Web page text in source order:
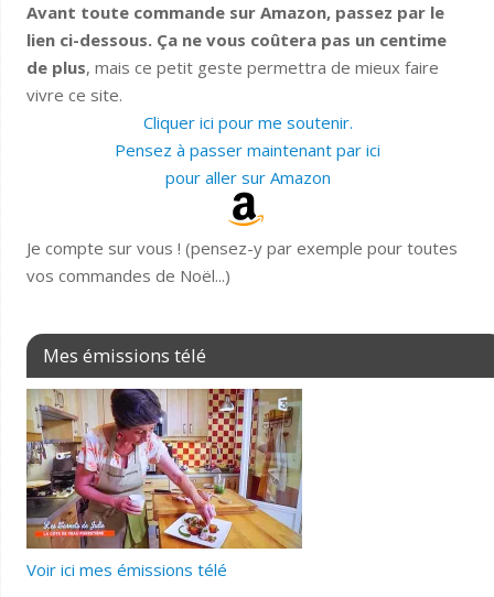
Avant toute commande sur Amazon, passez par le
lien ci-dessous. Ça ne vous coûtera pas un centime
de plus, mais ce petit geste permettra de mieux faire
vivre ce site.
Cliquer ici pour me soutenir.
Pensez à passer maintenant par ici
pour aller sur Amazon
Je compte sur vous ! (pensez-y par exemple pour toutes
vos commandes de Noël...)
Mes émissions télé
Voir ici mes émissions télé